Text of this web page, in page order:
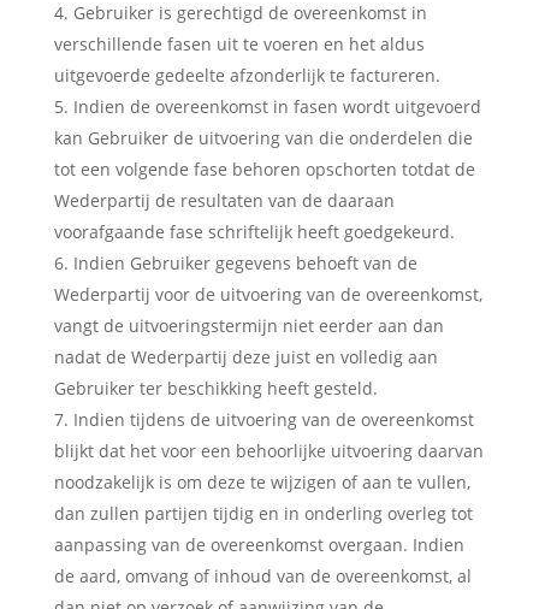
Gebruiker is gerechtigd de overeenkomst in
verschillende fasen uit te voeren en het aldus
uitgevoerde gedeelte afzonderlijk te factureren.
Indien de overeenkomst in fasen wordt uitgevoerd
kan Gebruiker de uitvoering van die onderdelen die
tot een volgende fase behoren opschorten totdat de
Wederpartij de resultaten van de daaraan
voorafgaande fase schriftelijk heeft goedgekeurd.
Indien Gebruiker gegevens behoeft van de
Wederpartij voor de uitvoering van de overeenkomst,
vangt de uitvoeringstermijn niet eerder aan dan
nadat de Wederpartij deze juist en volledig aan
Gebruiker ter beschikking heeft gesteld.
Indien tijdens de uitvoering van de overeenkomst
blijkt dat het voor een behoorlijke uitvoering daarvan
noodzakelijk is om deze te wijzigen of aan te vullen,
dan zullen partijen tijdig en in onderling overleg tot
aanpassing van de overeenkomst overgaan. Indien
de aard, omvang of inhoud van de overeenkomst, al